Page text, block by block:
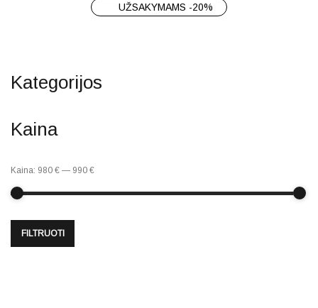
UŽSAKYMAMS -20%
Kategorijos
Kaina
FILTRUOTI
Kaina: 980 € — 990 €